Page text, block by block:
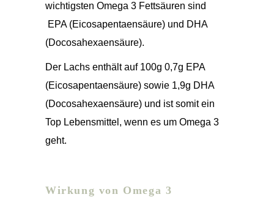
wichtigsten Omega 3 Fettsäuren sind
EPA (Eicosapentaensäure) und DHA
(Docosahexaensäure).
Der Lachs enthält auf 100g 0,7g EPA
(Eicosapentaensäure) sowie 1,9g DHA
(Docosahexaensäure) und ist somit ein
Top Lebensmittel, wenn es um Omega 3
geht.
Wirkung von Omega 3